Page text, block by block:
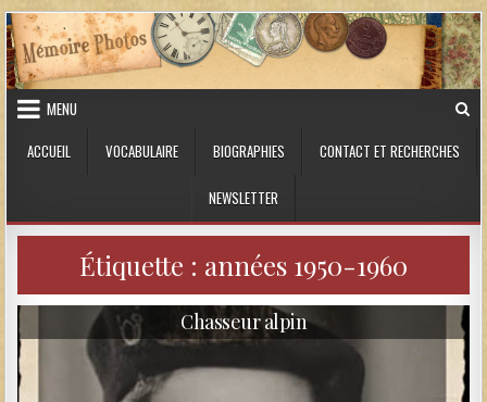
Skip to content
MENU
ACCUEIL
VOCABULAIRE BIOGRAPHIES CONTACT ET RECHERCHES
NEWSLETTER
Étiquette : années 1950-1960
Chasseur alpin